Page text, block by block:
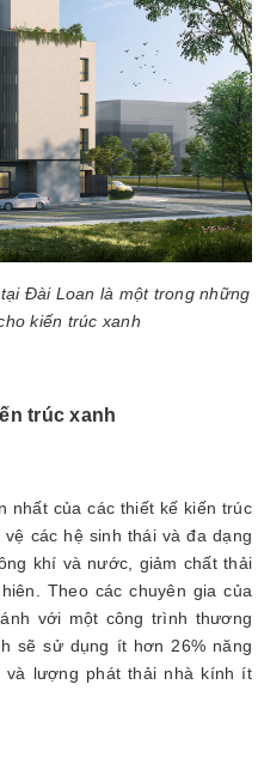
Đài Loan là một trong những
kiến trúc xanh
trúc xanh
nhất của các thiết kế kiến trúc
các hệ sinh thái và đa dạng
khí và nước, giảm chất thải
Theo các chuyên gia của
với một công trình thương
sẽ sử dụng ít hơn 26% năng
lượng phát thải nhà kính ít